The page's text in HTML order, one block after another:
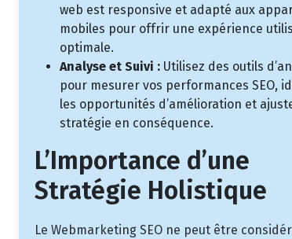
web est responsive et adapté aux
mobiles pour offrir une expérience
optimale.
Analyse et Suivi : Utilisez des outils
pour mesurer vos performances SEO,
les opportunités d’amélioration et
stratégie en conséquence.
L’Importance d’une
Stratégie Holistique
Le Webmarketing SEO ne peut être